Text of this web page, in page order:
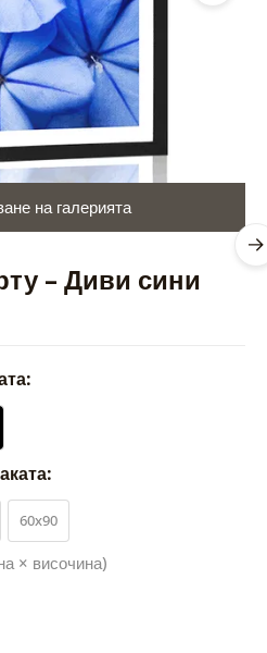
– Диви сини
на галерията
60x90
× височина)